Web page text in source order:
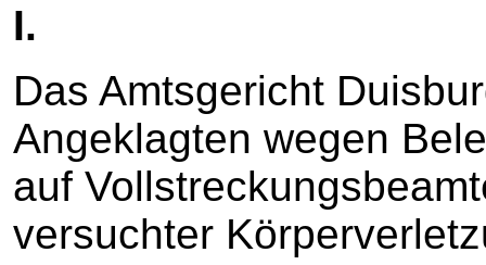
I.
Das Amtsgericht
Angeklagten wegen
auf
versuchter